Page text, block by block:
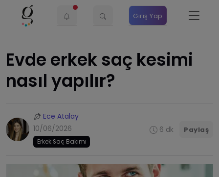
Giriş Yap
Evde erkek saç kesimi
nasıl yapılır?
Ece Atalay
10/06/2026
Erkek Saç Bakımı
6 dk Paylaş